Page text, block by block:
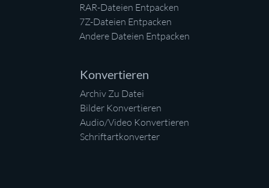
RAR-Dateien Entpacken
7Z-Dateien Entpacken
Andere Dateien Entpacken
Konvertieren
Archiv Zu Datei
Bilder Konvertieren
Audio/Video Konvertieren
Schriftartkonverter